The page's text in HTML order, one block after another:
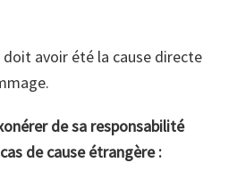
doit avoir été la cause directe
de sa responsabilité
de cause étrangère :